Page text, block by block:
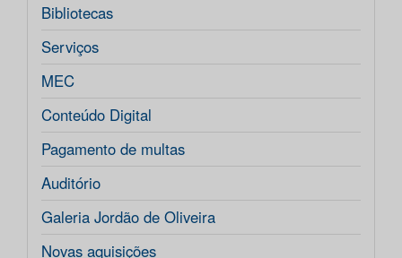
Bibliotecas
Serviços
MEC
Conteúdo Digital
Pagamento de multas
Auditório
Galeria Jordão de Oliveira
Novas aquisições